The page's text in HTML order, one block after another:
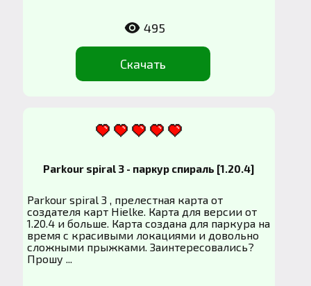
Скачать
495
Parkour spiral 3 - паркур спираль [1.20.4]
Parkour spiral 3 , прелестная карта от
создателя карт Hielke. Карта для версии от
1.20.4 и больше. Карта создана для паркура на
время с красивыми локациями и довольно
сложными прыжками. Заинтересовались?
Прошу ...